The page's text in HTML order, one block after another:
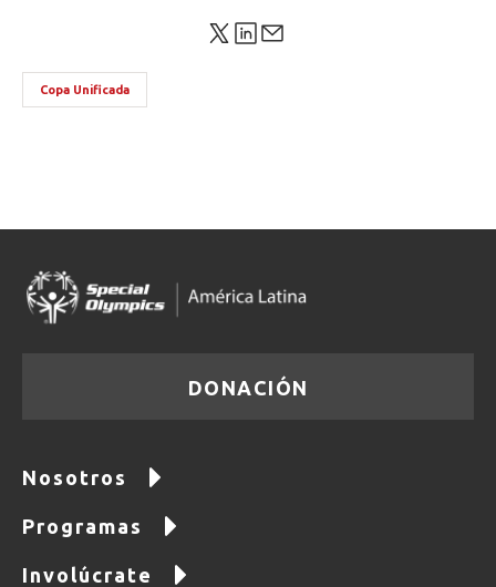
Copa Unificada
DONACIÓN
Nosotros
Programas
Involúcrate